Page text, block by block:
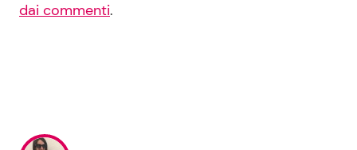
dai commenti.